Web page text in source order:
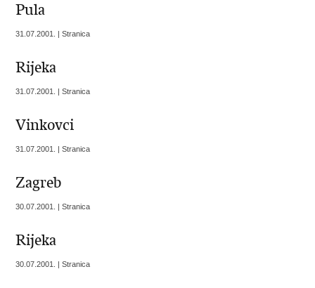
Pula
31.07.2001. | Stranica
Rijeka
31.07.2001. | Stranica
Vinkovci
31.07.2001. | Stranica
Zagreb
30.07.2001. | Stranica
Rijeka
30.07.2001. | Stranica